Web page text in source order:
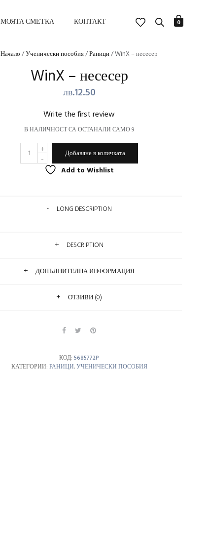
МОЯТА СМЕТКА КОНТАКТ 0
Начало/Ученически пособия/Раници/ WinX – несесер
WinX – несесер
лв.12.50
Write the first review
В НАЛИЧНОСТ СА ОСТАНАЛИ САМО 9
КОЛИЧЕСТВО
WINX
-
НЕСЕСЕР
Добавяне в количката
Add to Wishlist
LONG DESCRIPTION
DESCRIPTION
ДОПЪЛНИТЕЛНА ИНФОРМАЦИЯ
ОТЗИВИ (0)
КОД:5685772P
КАТЕГОРИИ: РАНИЦИ,УЧЕНИЧЕСКИ ПОСОБИЯ